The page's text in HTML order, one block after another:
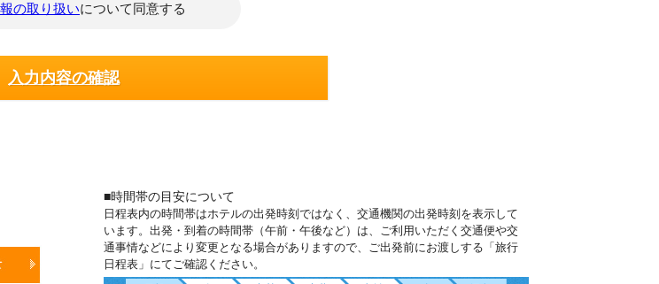
の取り扱いについて同意する
■時間帯の目安について
日程表内の時間帯はホテルの出発時刻ではなく、交通機関の出発時刻を表示して
います。出発・到着の時間帯（午前・午後など）は、ご利用いただく交通便や交
通事情などにより変更となる場合がありますので、ご出発前にお渡しする「旅行
日程表」にてご確認ください。